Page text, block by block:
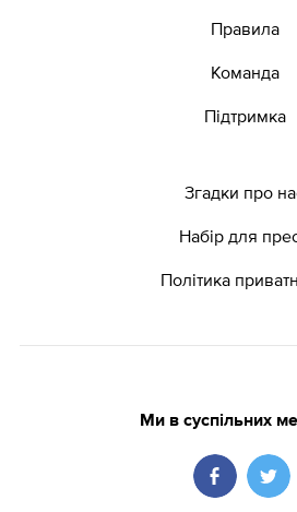
Правила
Команда
Підтримка
Згадки про
Набір для
Політика
Ми в суспільних